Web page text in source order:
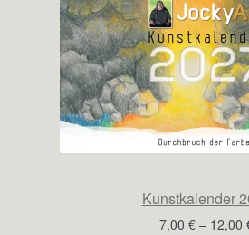
Kunstkalender
7,00 € – 12,00